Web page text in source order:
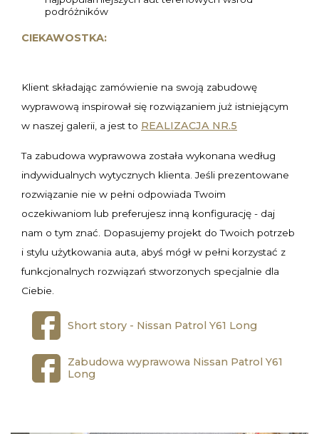
podróżników
CIEKAWOSTKA:
Klient składając zamówienie na swoją zabudowę
wyprawową inspirował się rozwiązaniem już istniejącym
w naszej galerii, a jest to REALIZACJA NR.5
Ta zabudowa wyprawowa została wykonana według
indywidualnych wytycznych klienta. Jeśli prezentowane
rozwiązanie nie w pełni odpowiada Twoim
oczekiwaniom lub preferujesz inną konfigurację - daj
nam o tym znać. Dopasujemy projekt do Twoich potrzeb
i stylu użytkowania auta, abyś mógł w pełni korzystać z
funkcjonalnych rozwiązań stworzonych specjalnie dla
Ciebie.
Short story - Nissan Patrol Y61 Long
Zabudowa wyprawowa Nissan Patrol Y61
Long